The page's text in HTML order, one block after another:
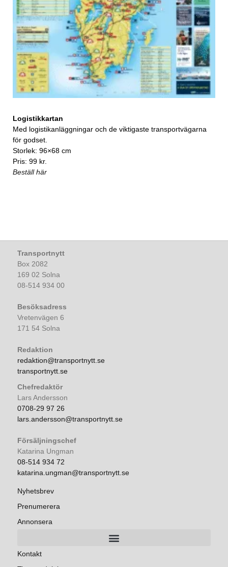
Logistikkartan
Med logistikanläggningar och de viktigaste transportvägarna
för godset.
Storlek: 96×68 cm
Pris: 99 kr.
Beställ här
Transportnytt
Box 2082
169 02 Solna
08-514 934 00
Besöksadress
Vretenvägen 6
171 54 Solna
Redaktion
redaktion@transportnytt.se
transportnytt.se
Chefredaktör
Lars Andersson
0708-29 97 26
lars.andersson@transportnytt.se
Försäljningschef
Katarina Ungman
08-514 934 72
katarina.ungman@transportnytt.se
Nyhetsbrev
Prenumerera
Annonsera
Kontakt